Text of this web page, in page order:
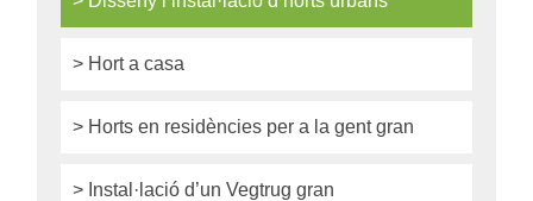
> Hort a casa
> Horts en residències per a la gent gran
> Instal·lació d’un Vegtrug gran